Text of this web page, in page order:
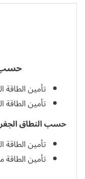
حسب
تأمين الطاقة
تأمين الطاقة
حسب النطاق
تأمين الطاقة
تأمين